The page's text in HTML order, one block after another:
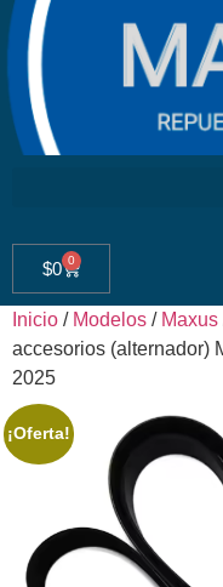
$0 0
Inicio / Modelos / Maxus
accesorios (alternador)
2025
¡Oferta!